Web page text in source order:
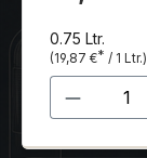
0.75 Ltr.
(19,87 €* / 1 Ltr.)